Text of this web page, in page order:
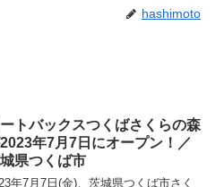
hashimoto
トバックスつくばさくらの森
年7月7日にオープン！／
県つくば市
年7月7日(金)、茨城県つくば市さく